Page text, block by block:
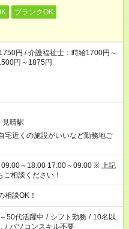
ブランクOK
円 / 介護福祉士：時給1700円～
円～1875円
見晴駅
近くの施設がいいなど勤務地ご
～18:00 17:00～09:00 ※ 上記
相談ください！
談OK！
50代活躍中 / シフト勤務 / 10名以
/ パソコンスキル不要